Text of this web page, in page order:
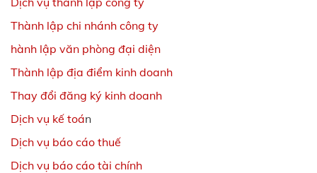
Thành lập chi nhánh công ty
hành lập văn phòng đại diện
Thành lập địa điểm kinh doanh
Thay đổi đăng ký kinh doanh
Dịch vụ kế toán
Dịch vụ báo cáo thuế
Dịch vụ báo cáo tài chính